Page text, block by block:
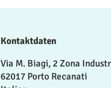
Kontaktdaten
Via M. Biagi, 2 Zona
62017 Porto Recanati